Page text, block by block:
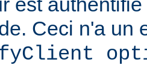
Ceci n'a un